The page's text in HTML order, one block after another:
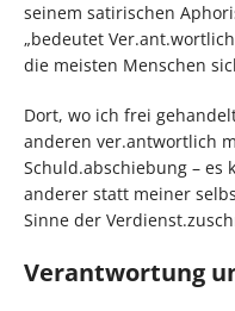
seinem satirischen
„bedeutet
die meisten Menschen
Dort, wo ich frei
anderen ver.antwortlich
Schuld.abschiebung – es
anderer statt meiner
Sinne der
Verantwortung